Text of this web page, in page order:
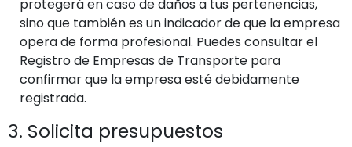
protegerá en caso de daños a tus pertenencias,
sino que también es un indicador de que la empresa
opera de forma profesional. Puedes consultar el
Registro de Empresas de Transporte para
confirmar que la empresa esté debidamente
registrada.
3. Solicita presupuestos